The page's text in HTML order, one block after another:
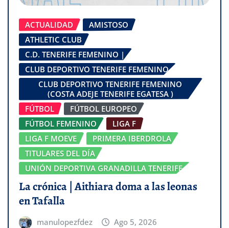
ACTUALIDAD
AMISTOSO
ATHLETIC CLUB
C.D. TENERIFE FEMENINO |
CLUB DEPORTIVO TENERIFE FEMENINO
CLUB DEPORTIVO TENERIFE FEMENINO
(COSTA ADEJE TENERIFE EGATESA )
FÚTBOL
FÚTBOL EUROPEO
FÚTBOL FEMENINO
LIGA F
LIGA F MOEVE
PRIMERA IBERDROLA
TITULARES DEL DÍA
UNIÓN DEPORTIVA GRANADILLA TENERIFE
La crónica | Aithiara doma a las leonas
en Tafalla
manulopezfdez Ago 5, 2026